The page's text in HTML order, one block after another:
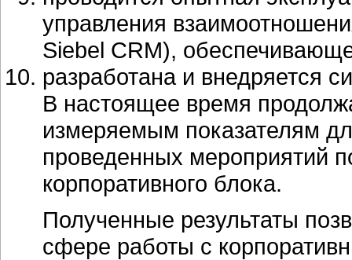
управления
Siebel CRM),
разработана и внедряется
В настоящее время
измеряемым показателям
проведенных мероприятий
корпоративного блока.
Полученные результаты
сфере работы с